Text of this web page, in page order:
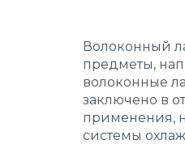
Волоконный
предметы,
волоконные
заключено в
применения,
системы